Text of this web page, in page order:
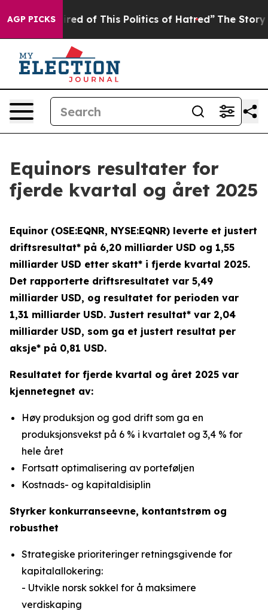
AGP PICKSof This Politics of Hatred” The Story Behind
Equinors resultater for
fjerde kvartal og året 2025
Equinor (OSE:EQNR, NYSE:EQNR) leverte et justert
driftsresultat* på 6,20 milliarder USD og 1,55
milliarder USD etter skatt* i fjerde kvartal 2025.
Det rapporterte driftsresultatet var 5,49
milliarder USD, og resultatet for perioden var
1,31 milliarder USD. Justert resultat* var 2,04
milliarder USD, som ga et justert resultat per
aksje* på 0,81 USD.
Resultatet for fjerde kvartal og året 2025 var
kjennetegnet av:
Høy produksjon og god drift som ga en
produksjonsvekst på 6 % i kvartalet og 3,4 % for
hele året
Fortsatt optimalisering av porteføljen
Kostnads- og kapitaldisiplin
Styrker konkurranseevne, kontantstrøm og
robusthet
Strategiske prioriteringer retningsgivende for
kapitalallokering:
- Utvikle norsk sokkel for å maksimere
verdiskaping